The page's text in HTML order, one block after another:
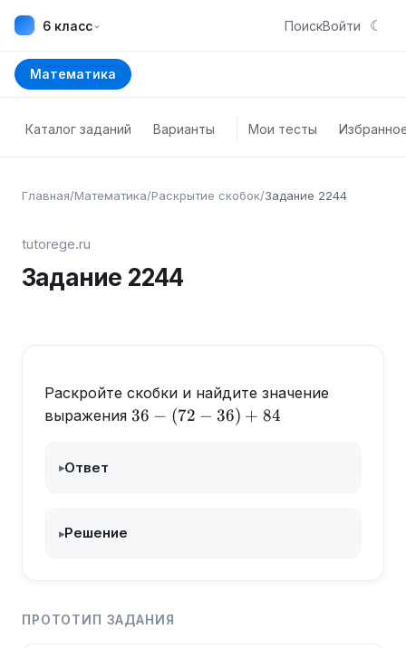
6 класс⌄ ПоискВойти ☾
Математика
Каталог заданий Варианты Мои тесты
Главная/Математика/Раскрытие скобок/Задание 2244
tutorege.ru
Задание 2244
Раскройте скобки и найдите значение
выражения 36-(72-
36 − (72 − 36) + 84
▸Ответ
▸Решение
ПРОТОТИП ЗАДАНИЯ